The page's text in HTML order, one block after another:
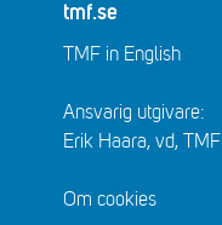
tmf.se
TMF in English
Ansvarig utgivare:
Erik Haara, vd, TMF
Om cookies